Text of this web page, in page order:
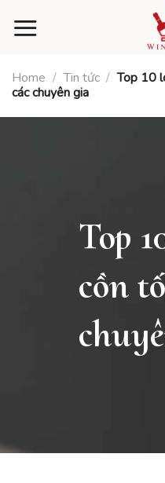
Home / Tin tức / Top 10
các chuyên gia
Top
cồn